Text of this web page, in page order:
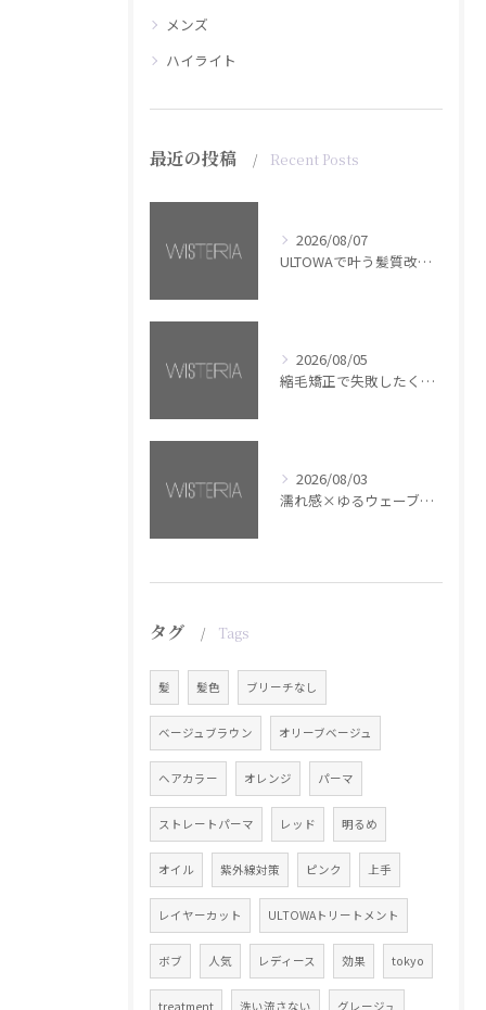
メンズ
ハイライト
最近の投稿 Recent Posts
2026/08/07
ULTOWAで叶う髪質改善美髪カラー【銀座・美容室WISTERIA】
2026/08/05
縮毛矯正で失敗したくない方へ【銀座・美容室WISTERIA】
2026/08/03
濡れ感×ゆるウェーブミディアム【銀座・美容室WISTERIA】
タグ Tags
髪 髪色 ブリーチなし
ベージュブラウン オリーブベージュ
ヘアカラー オレンジ パーマ
ストレートパーマ レッド 明るめ
オイル 紫外線対策 ピンク 上手
レイヤーカット ULTOWAトリートメント
ボブ 人気 レディース 効果 tokyo
treatment 洗い流さない グレージュ